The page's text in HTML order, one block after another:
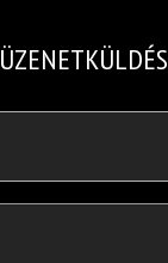
ÜZENETKÜLDÉS